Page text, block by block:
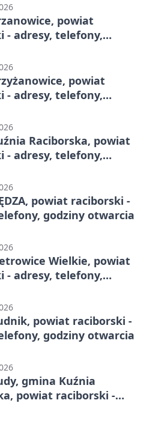
powiat
- adresy, telefony,
powiat
- adresy, telefony,
Raciborska, powiat
- adresy, telefony,
powiat raciborski -
godziny otwarcia
Wielkie, powiat
- adresy, telefony,
powiat raciborski -
godziny otwarcia
gmina Kuźnia
powiat raciborski -